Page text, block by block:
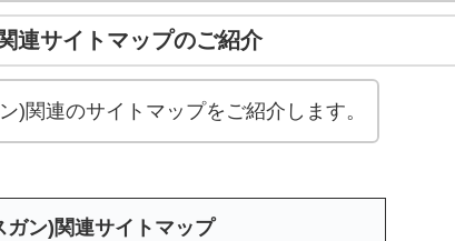
連サイトマップのご紹介
)関連のサイトマップをご紹介します。
ン)関連サイトマップ